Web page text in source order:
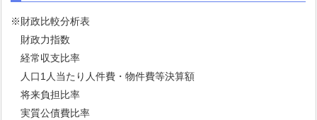
※財政比較分析表
財政力指数
経常収支比率
人口1人当たり人件費・物件費等決算額
将来負担比率
実質公債費比率